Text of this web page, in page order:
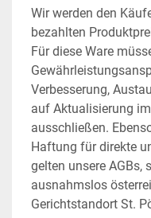
Wir werden den
bezahlten
Für diese Ware
Verbesserung,
auf Aktualisierung
ausschließen.
Haftung für direkte
gelten unsere AGBs,
ausnahmslos
Gerichtstandort St.